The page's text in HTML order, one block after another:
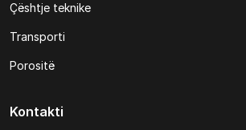
Çështje teknike
Transporti
Porositë
Kontakti